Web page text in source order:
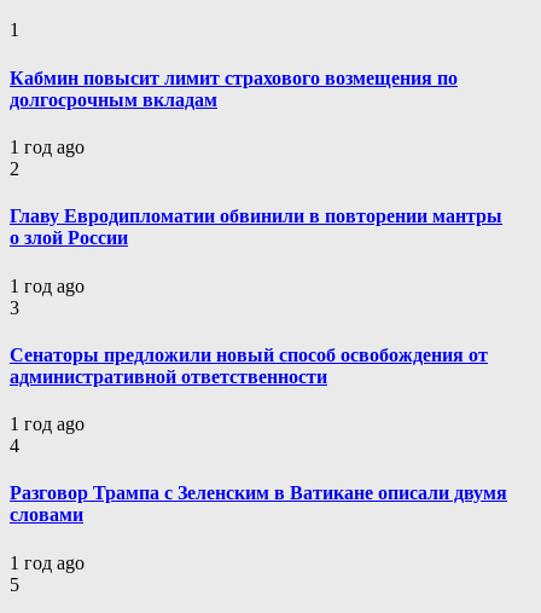
1
Кабмин повысит лимит страхового возмещения по
долгосрочным вкладам
1 год ago
2
Главу Евродипломатии обвинили в повторении мантры
о злой России
1 год ago
3
Сенаторы предложили новый способ освобождения от
административной ответственности
1 год ago
4
Разговор Трампа с Зеленским в Ватикане описали двумя
словами
1 год ago
5